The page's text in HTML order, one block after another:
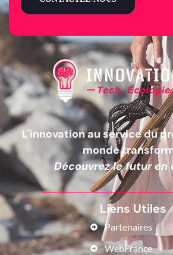
L'innovation au service du
monde
Découvrez le futur en
Liens Utiles
Partenaires
WebFrance